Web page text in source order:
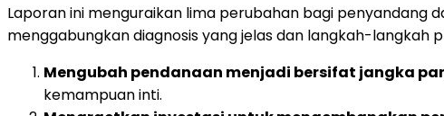
Laporan ini menguraikan lima perubahan bagi penyandang
menggabungkan diagnosis yang jelas dan langkah-langkah
Mengubah pendanaan menjadi bersifat jangka
kemampuan inti.